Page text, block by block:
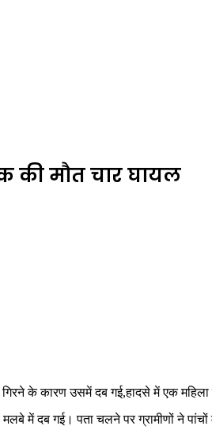
की मौत चार घायल
के कारण उसमें दब गई,हादसे में एक महिला
में दब गई। पता चलने पर ग्रामीणों ने